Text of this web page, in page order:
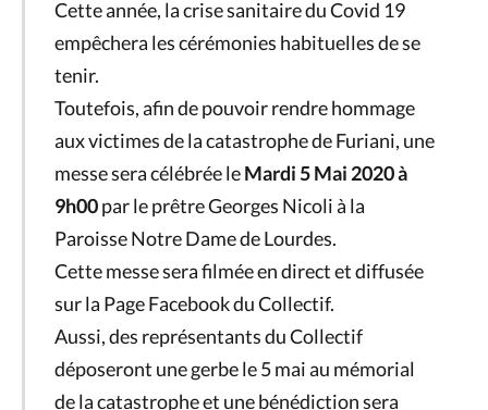
Cette année, la crise sanitaire du Covid 19
empêchera les cérémonies habituelles de se
tenir.
Toutefois, afin de pouvoir rendre hommage
aux victimes de la catastrophe de Furiani, une
messe sera célébrée leMardi 5 Mai 2020 à
9h00par le prêtre Georges Nicoli à la
Paroisse Notre Dame de Lourdes.
Cette messe sera filmée en direct et diffusée
sur la Page Facebook du Collectif.
Aussi, des représentants du Collectif
déposeront une gerbe le 5 mai au mémorial
de la catastrophe et une bénédiction sera